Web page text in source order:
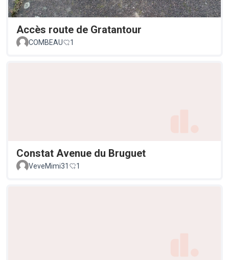
Accès route de Gratantour
COMBEAU 1
Constat Avenue du Bruguet
VeveMimi31 1